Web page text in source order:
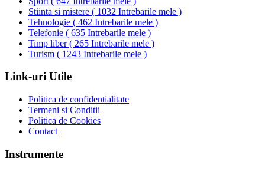
Stiinta si mistere ( 1032 Intrebarile mele )
Tehnologie ( 462 Intrebarile mele )
Telefonie ( 635 Intrebarile mele )
Timp liber( 265 Intrebarile mele )
Turism ( 1243 Intrebarile mele )
Link-uri Utile
Politica de confidentialitate
Termeni si Conditii
Politica de Cookies
Contact
Instrumente